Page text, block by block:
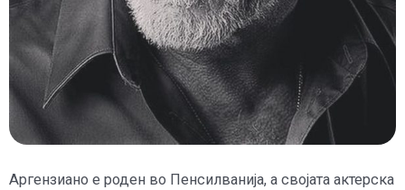
Аргензиано е роден во Пенсилванија, а својата актерска